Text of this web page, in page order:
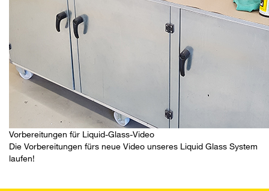
Vorbereitungen für Liquid-Glass-Video
Die Vorbereitungen fürs neue Video unseres Liquid Glass System
laufen!